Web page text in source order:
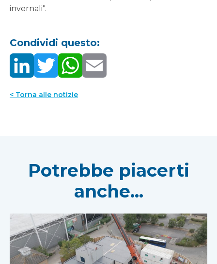
invernali".
Condividi questo:
< Torna alle notizie
Potrebbe piacerti
anche...